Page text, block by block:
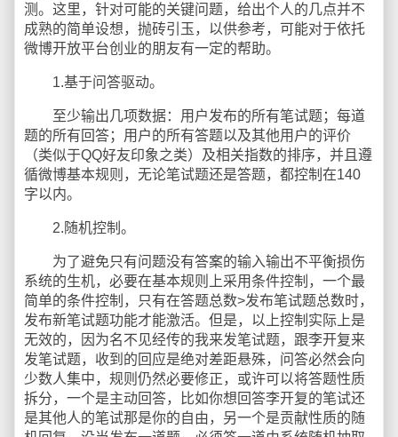
测。这里，针对可能的关键问题，给出个人的几点并不
成熟的简单设想，抛砖引玉，以供参考，可能对于依托
微博开放平台创业的朋友有一定的帮助。
1.基于问答驱动。
至少输出几项数据：用户发布的所有笔试题；每道
题的所有回答；用户的所有答题以及其他用户的评价
（类似于QQ好友印象之类）及相关指数的排序，并且遵
循微博基本规则，无论笔试题还是答题，都控制在140
字以内。
2.随机控制。
为了避免只有问题没有答案的输入输出不平衡损伤
系统的生机，必要在基本规则上采用条件控制，一个最
简单的条件控制，只有在答题总数>发布笔试题总数时，
发布新笔试题功能才能激活。但是，以上控制实际上是
无效的，因为名不见经传的我来发笔试题，跟李开复来
发笔试题，收到的回应是绝对差距悬殊，问答必然会向
少数人集中，规则仍然必要修正，或许可以将答题性质
拆分，一个是主动回答，比如你想回答李开复的笔试还
是其他人的笔试那是你的自由，另一个是贡献性质的随